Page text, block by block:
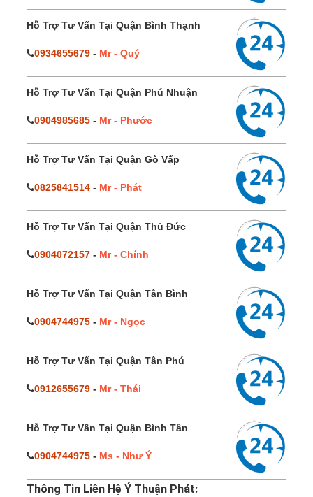
Hỗ Trợ Tư Vấn Tại Quận Bình Thạnh
0934655679 - Mr - Quý
Hỗ Trợ Tư Vấn Tại Quận Phú Nhuận
0904985685 - Mr - Phước
Hỗ Trợ Tư Vấn Tại Quận Gò Vấp
0825841514 - Mr - Phát
Hỗ Trợ Tư Vấn Tại Quận Thủ Đức
0904072157 - Mr - Chính
Hỗ Trợ Tư Vấn Tại Quận Tân Bình
0904744975 - Mr - Ngọc
Hỗ Trợ Tư Vấn Tại Quận Tân Phú
0912655679 - Mr - Thái
Hỗ Trợ Tư Vấn Tại Quận Bình Tân
0904744975 - Ms - Như Ý
Thông Tin Liên Hệ Ý Thuận Phát: